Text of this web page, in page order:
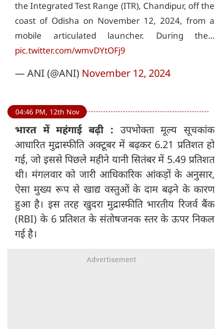
the Integrated Test Range (ITR), Chandipur, off the
coast of Odisha on November 12, 2024, from a
mobile articulated launcher. During the…
pic.twitter.com/wmvDYtOFj9
— ANI (@ANI) November 12, 2024
04:46 PM, 12th Nov
भारत में महंगाई बढ़ी : उपभोक्ता मूल्य सूचकांक
आधारित मुद्रास्फीति अक्टूबर में बढ़कर 6.21 प्रतिशत हो
गई, जो इससे पिछले महीने यानी सितंबर में 5.49 प्रतिशत
थी। मंगलवार को जारी आधिकारिक आंकड़ों के अनुसार,
ऐसा मुख्य रूप से खाद्य वस्तुओं के दाम बढ़ने के कारण
हुआ है। इस तरह खुदरा मुद्रास्फीति भारतीय रिजर्व बैंक
(RBI) के 6 प्रतिशत के संतोषजनक स्तर के ऊपर निकल
गई है।